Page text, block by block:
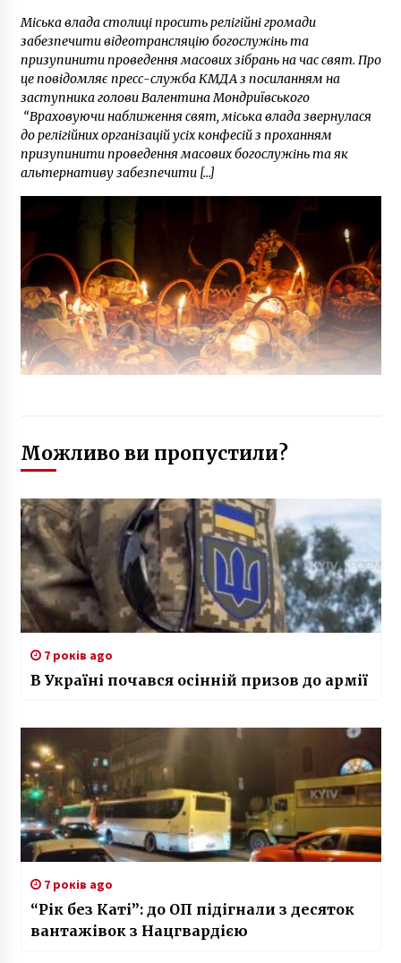
Міська влада столиці просить релігійні громади
забезпечити відеотрансляцію богослужінь та
призупинити проведення масових зібрань на час свят. Про
це повідомляє пресс-служба КМДА з посиланням на
заступника голови Валентина Мондриївського
“Враховуючи наближення свят, міська влада звернулася
до релігійних організацій усіх конфесій з проханням
призупинити проведення масових богослужінь та як
альтернативу забезпечити […]
Можливо ви пропустили?
7 років ago
В Україні почався осінній призов до армії
7 років ago
“Рік без Каті”: до ОП підігнали з десяток
вантажівок з Нацгвардією